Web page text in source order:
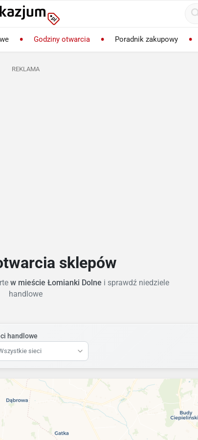
Godziny otwarcia Poradnik zakupowy
REKLAMA
sklepów
w mieście Łomianki Dolne i sprawdź niedziele
handlowe
handlowe
sieci